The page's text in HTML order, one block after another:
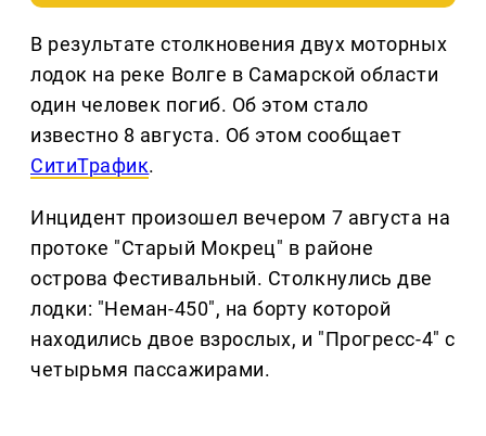
В результате столкновения двух моторных
лодок на реке Волге в Самарской области
один человек погиб. Об этом стало
известно 8 августа. Об этом сообщает
СитиТрафик.
Инцидент произошел вечером 7 августа на
протоке "Старый Мокрец" в районе
острова Фестивальный. Столкнулись две
лодки: "Неман-450", на борту которой
находились двое взрослых, и "Прогресс-4" с
четырьмя пассажирами.